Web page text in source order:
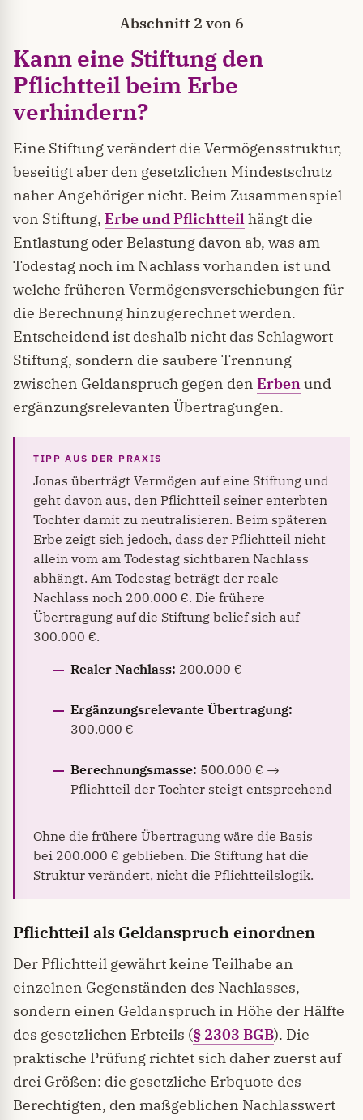
Abschnitt 2 von 6
Kann eine Stiftung den
Pflichtteil beim Erbe
verhindern?
Eine Stiftung verändert die Vermögensstruktur,
beseitigt aber den gesetzlichen Mindestschutz
naher Angehöriger nicht. Beim Zusammenspiel
von Stiftung, Erbe und Pflichtteilhängt die
Entlastung oder Belastung davon ab, was am
Todestag noch im Nachlass vorhanden ist und
welche früheren Vermögensverschiebungen für
die Berechnung hinzugerechnet werden.
Entscheidend ist deshalb nicht das Schlagwort
Stiftung, sondern die saubere Trennung
zwischen Geldanspruch gegen den Erbenund
ergänzungsrelevanten Übertragungen.
Jonas überträgt Vermögen auf eine Stiftung und
geht davon aus, den Pflichtteil seiner enterbten
Tochter damit zu neutralisieren. Beim späteren
Erbe zeigt sich jedoch, dass der Pflichtteil nicht
allein vom am Todestag sichtbaren Nachlass
abhängt. Am Todestag beträgt der reale
Nachlass noch 200.000 €. Die frühere
Übertragung auf die Stiftung belief sich auf
300.000 €.
Realer Nachlass: 200.000 €
Ergänzungsrelevante Übertragung:
300.000 €
Berechnungsmasse: 500.000 € →
Pflichtteil der Tochter steigt entsprechend
Ohne die frühere Übertragung wäre die Basis
bei 200.000 € geblieben. Die Stiftung hat die
Struktur verändert, nicht die Pflichtteilslogik.
Pflichtteil als Geldanspruch einordnen
Der Pflichtteil gewährt keine Teilhabe an
einzelnen Gegenständen des Nachlasses,
sondern einen Geldanspruch in Höhe der Hälfte
des gesetzlichen Erbteils (§ 2303 BGB). Die
praktische Prüfung richtet sich daher zuerst auf
drei Größen: die gesetzliche Erbquote des
Berechtigten, den maßgeblichen Nachlasswert